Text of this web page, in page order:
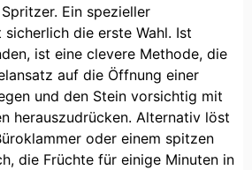
Ein spezieller
die erste Wahl. Ist
ist eine clevere Methode, die
auf die Öffnung einer
und den Stein vorsichtig mit
herauszudrücken. Alternativ löst
oder einem spitzen
die Früchte für einige Minuten in